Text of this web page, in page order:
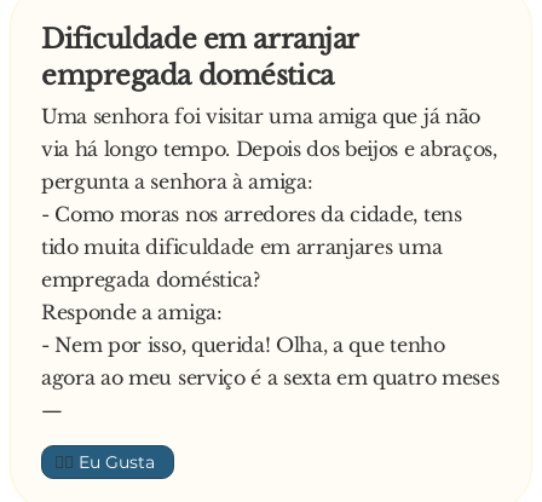
Diz o pai:
- Atão, e ó filha … vais tu arranjar problemes por
causa de 99 cêntimes?
Dificuldade em arranjar
empregada doméstica
Uma senhora foi visitar uma amiga que já não
via há longo tempo. Depois dos beijos e abraços,
pergunta a senhora à amiga:
- Como moras nos arredores da cidade, tens
tido muita dificuldade em arranjares uma
empregada doméstica?
Responde a amiga:
- Nem por isso, querida! Olha, a que tenho
agora ao meu serviço é a sexta em quatro meses
—
👍🏼